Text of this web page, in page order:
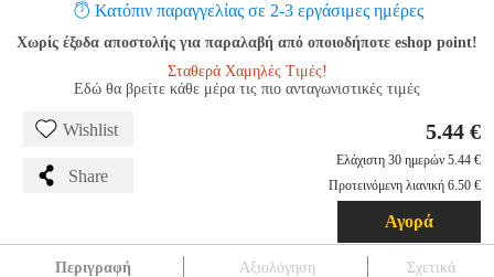
Κατόπιν παραγγελίας σε 2-3 εργάσιμες ημέρες
Χωρίς έξοδα αποστολής για παραλαβή από οποιοδήποτε eshop point!
Σταθερά Χαμηλές Τιμές!
Εδώ θα βρείτε κάθε μέρα τις πιο ανταγωνιστικές τιμές
Wishlist
Share
5.44 €
Ελάχιστη 30 ημερών 5.44 €
Προτεινόμενη λιανική 6.50 €
Αγορά
Περιγραφή Αξιολόγηση Σχετικά